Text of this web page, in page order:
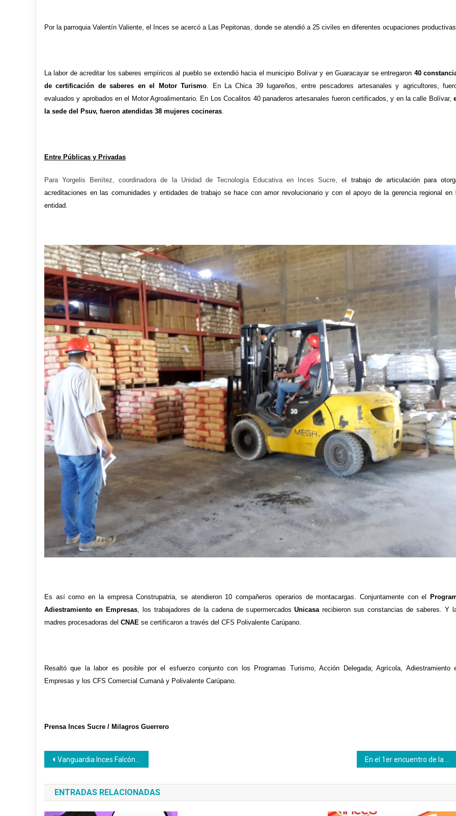
Porla parroquia Valentín Valiente, el Inces se acercó a Las Pepitonas, donde se atendió a 25 civiles en diferentes ocupaciones productivas.
La labor de acreditar lossaberes empíricosal pueblo se extendió hacia el municipio Bolívary enGuaracayar se entregaron 40
de certificación de saberes en el Motor Turismo En La Chica 39lugareños,
entre pescadores artesanales y agricultores,
evaluados y aprobados en el Motor Agroalimentario. En Los Cocalitos 40 panaderos artesanales fueroncertificados,y en la calle Bolívar,
la sede del Psuv, fueron atendidas 38 mujeres cocineras
Entre Públicas y Privadas
Para Yorgelis Benítez, coordinadora de la Unidad de Tecnología Educativa en Inces Sucre, el trabajo de articulación para
acreditaciones enlas comunidades y entidades de trabajo sehace con amor revolucionario y con el apoyo dela gerencia regional en
entidad
Es así comoen la empresa Construpatria, se atendieron 10 compañeros operarios de montacargas. Conjuntamente con el P
Adiestramiento en Empresas, los trabajadores de la cadena de supermercadosUnicasarecibieron sus constancias de saberes.Y l
madres procesadoras de CNAE se certificaron a través del CFS Polivalente Carúpano.
Resaltó que la labor es posible por el esfuerzo conjunto con los Programas Turismo, Acción Delegada; Agrícola, Adiestramiento
Empresas y los CFS Comercial Cumaná y Polivalente Carúpano.
Prensa Inces Sucre / Milagros Guerrero
Navegación
de
entradas
Vanguardia Inces Falcón respalda reelección de Maduro y rechaza sanciones internacionales En el 1er encuentro de la fundación celiacos de Venezuela participó el Inces Táchira
ENTRADAS RELACIONADAS